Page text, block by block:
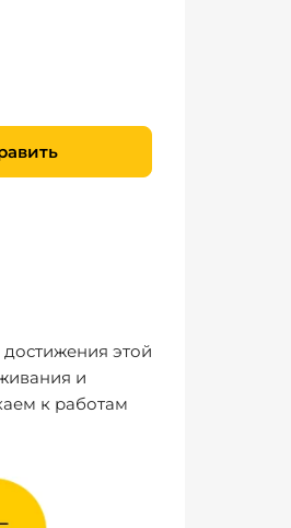
этой
и
к работам